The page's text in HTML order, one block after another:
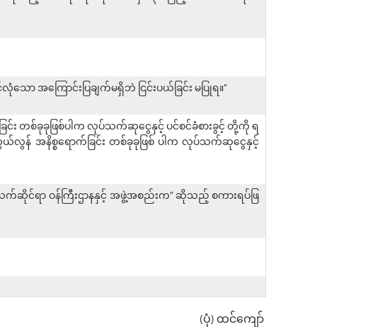
ာ အကြောင်းပြချက်မရှိဘဲ ငြင်းပယ်ခြင်း မပြုရ။”
ခြင်း တစ်ခုခုဖြစ်ပါက လုပ်သက်ဆုငွေနှင့် ပင်စင်ခံစားခွင့် တို့ကို ရ
ကွယ်လွန် အနိစ္စရောက်ခြင်း တစ်ခုခုဖြစ် ပါက လုပ်သက်ဆုငွေနှင့်
က်ဆိုင်ရာ ဝန်ကြီးဌာနနှင့် အဖွဲ့အစည်းက” ဆိုသည့် စကားရပ်ဖြ
(ပုံ) ထင်ကျော်